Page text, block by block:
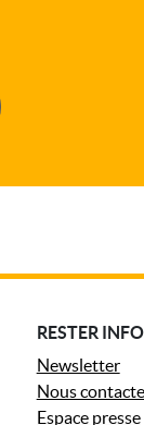
RESTER
Newsletter
Nous
Espace presse